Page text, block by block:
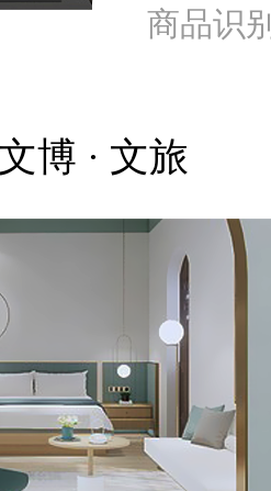
商品识别
博 · 文旅